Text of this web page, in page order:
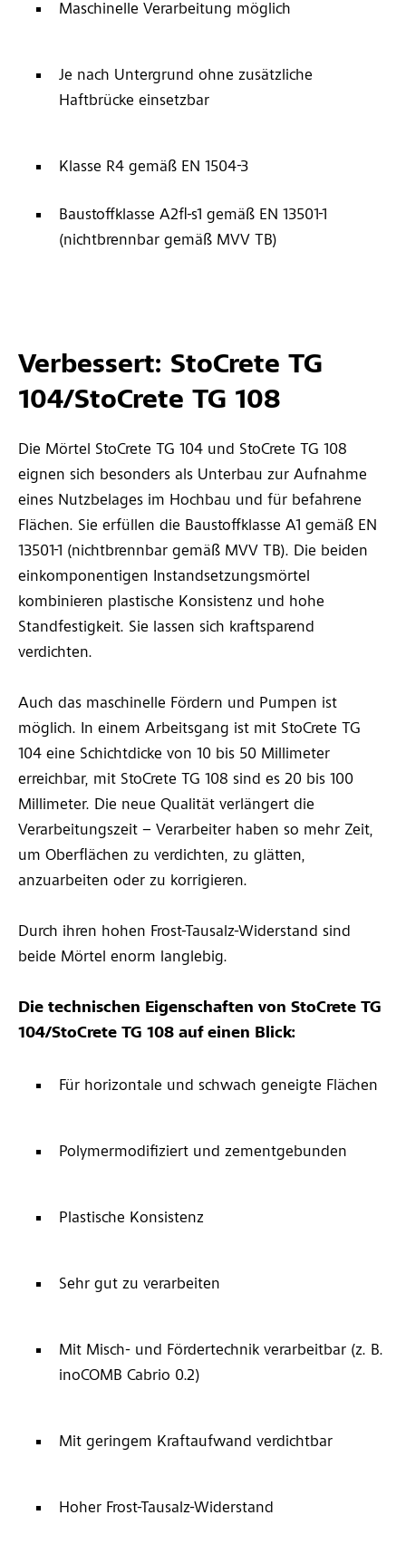
Maschinelle Verarbeitung möglich
Je nach Untergrund ohne zusätzliche
Haftbrücke einsetzbar
Klasse R4 gemäß EN 1504-3
Baustoffklasse A2fl-s1 gemäß EN 13501-1
(nichtbrennbar gemäß MVV TB)
Verbessert: StoCrete TG
104/StoCrete TG 108
Die Mörtel StoCrete TG 104 und StoCrete TG 108
eignen sich besonders als Unterbau zur Aufnahme
eines Nutzbelages im Hochbau und für befahrene
Flächen. Sie erfüllen die Baustoffklasse A1 gemäß EN
13501-1 (nichtbrennbar gemäß MVV TB). Die beiden
einkomponentigen Instandsetzungsmörtel
kombinieren plastische Konsistenz und hohe
Standfestigkeit. Sie lassen sich kraftsparend
verdichten.
Auch das maschinelle Fördern und Pumpen ist
möglich. In einem Arbeitsgang ist mit StoCrete TG
104 eine Schichtdicke von 10 bis 50 Millimeter
erreichbar, mit StoCrete TG 108 sind es 20 bis 100
Millimeter. Die neue Qualität verlängert die
Verarbeitungszeit – Verarbeiter haben so mehr Zeit,
um Oberflächen zu verdichten, zu glätten,
anzuarbeiten oder zu korrigieren.
Durch ihren hohen Frost-Tausalz-Widerstand sind
beide Mörtel enorm langlebig.
Die technischen Eigenschaften von StoCrete TG
104/StoCrete TG 108 auf einen Blick:
Für horizontale und schwach geneigte Flächen
Polymermodifiziert und zementgebunden
Plastische Konsistenz
Sehr gut zu verarbeiten
Mit Misch- und Fördertechnik verarbeitbar (z. B.
inoCOMB Cabrio 0.2)
Mit geringem Kraftaufwand verdichtbar
Hoher Frost-Tausalz-Widerstand